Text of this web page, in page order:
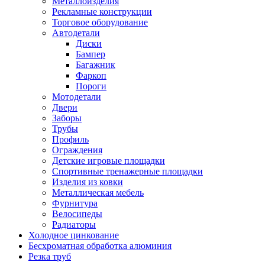
Рекламные конструкции
Торговое оборудование
Автодетали
Диски
Бампер
Багажник
Фаркоп
Пороги
Мотодетали
Двери
Заборы
Трубы
Профиль
Ограждения
Детские игровые площадки
Спортивные тренажерные площадки
Изделия из ковки
Металлическая мебель
Фурнитура
Велосипеды
Радиаторы
Холодное цинкование
Бесхроматная обработка алюминия
Резка труб